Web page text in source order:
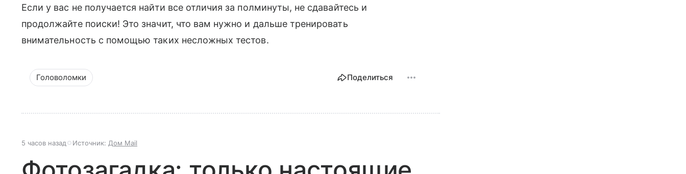
Если у вас не получается найти все отличия за полминуты, не сдавайтесь и
продолжайте поиски! Это значит, что вам нужно и дальше тренировать
внимательность с помощью таких несложных тестов.
Головоломки Поделиться
5 часов назад Источник: Дом Mail